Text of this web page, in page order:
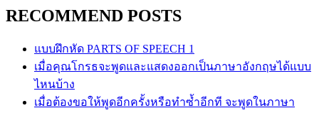
RECOMMEND POSTS
แบบฝึกหัด PARTS OF SPEECH 1
เมื่อคุณโกรธจะพูดและแสดงออกเป็นภาษาอังกฤษได้แบบ
ไหนบ้าง
เมื่อต้องขอให้พูดอีกครั้งหรือทำซ้ำอีกที จะพูดในภาษา